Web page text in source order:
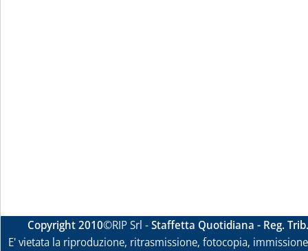
Copyright 2010©RIP Srl -Staffetta Quotidiana - Reg.
E' vietata la riproduzione, ritrasmissione, fotocopia,